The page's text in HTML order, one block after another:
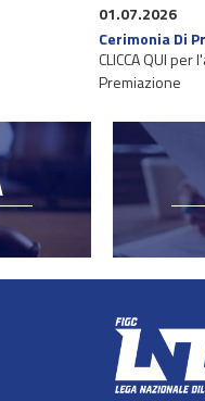
01.07.2026
Cerimonia Di
CLICCA QUI
Premiazione